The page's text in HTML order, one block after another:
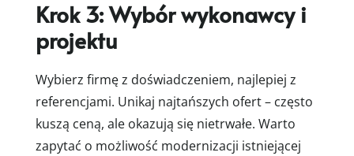
Krok 3: Wybór wykonawcy i
projektu
Wybierz firmę z doświadczeniem, najlepiej z
referencjami. Unikaj najtańszych ofert – często
kuszą ceną, ale okazują się nietrwałe. Warto
zapytać o możliwość modernizacji istniejącej